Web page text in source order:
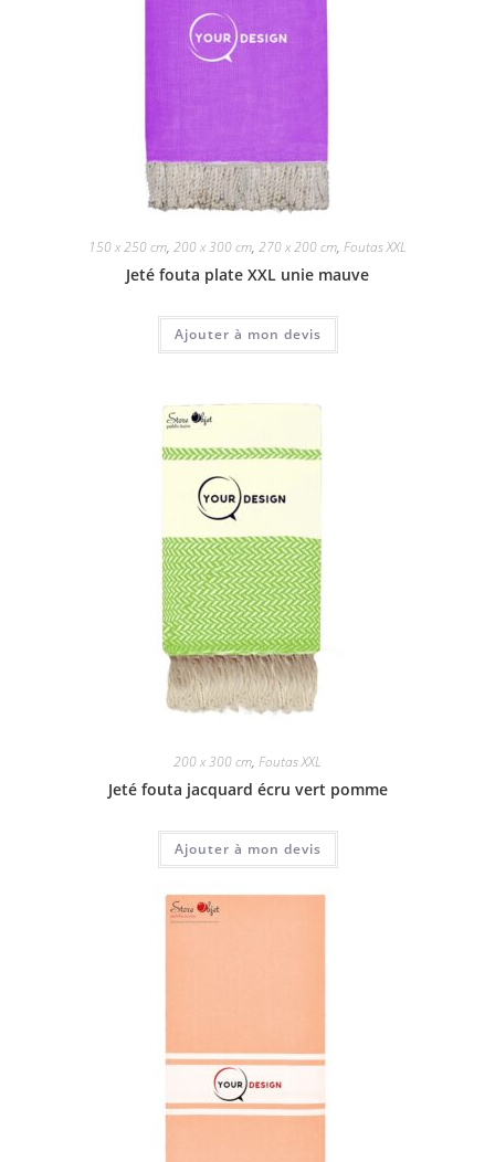
150 x 250 cm, 200 x 300 cm, 270 x 200 cm, Foutas XXL
Jeté fouta plate XXL unie mauve
Ajouter à mon devis
200 x 300 cm, Foutas XXL
Jeté fouta jacquard écru vert pomme
Ajouter à mon devis